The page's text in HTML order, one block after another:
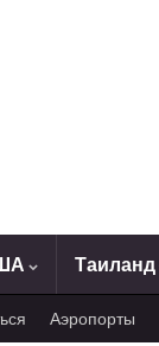
Таиланд
Аэропорты